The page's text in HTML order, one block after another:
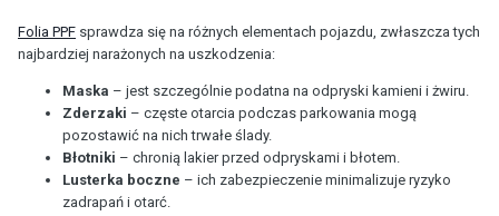
Folia PPF sprawdza się na różnych elementach pojazdu, zwłaszcza tych
najbardziej narażonych na uszkodzenia:
Maska – jest szczególnie podatna na odpryski kamieni i żwiru.
Zderzaki – częste otarcia podczas parkowania mogą
pozostawić na nich trwałe ślady.
Błotniki – chronią lakier przed odpryskami i błotem.
Lusterka boczne – ich zabezpieczenie minimalizuje ryzyko
zadrapań i otarć.